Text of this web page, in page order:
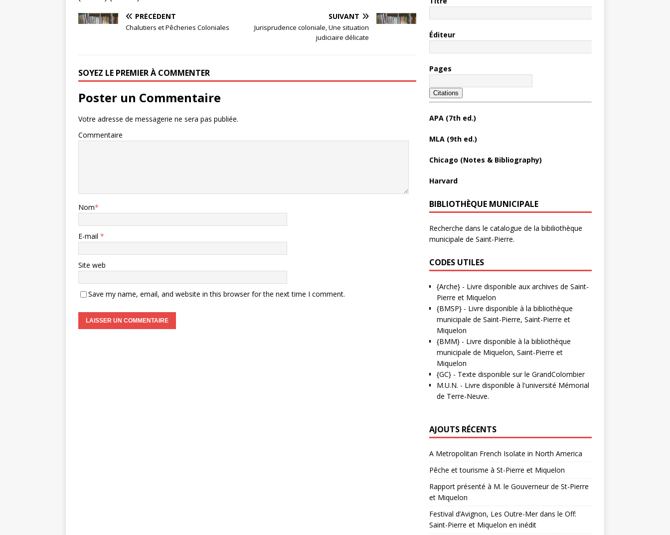
PRÉCÉDENT
Chalutiers et Pêcheries Coloniales
SUIVANT
Jurisprudence coloniale, Une situation
judiciaire délicate
SOYEZ LE PREMIER À COMMENTER
Poster un Commentaire
Votre adresse de messagerie ne sera pas publiée.
Commentaire
Nom*
E-mail *
Site web
Save my name, email, and website in this browser for the next time I comment.
Éditeur
Pages
Citations
APA (7th ed.)
MLA (9th ed.)
Chicago (Notes & Bibliography)
Harvard
BIBLIOTHÈQUE MUNICIPALE
Recherche dans le catalogue de la bibiliothèque
municipale de Saint-Pierre.
CODES UTILES
{Arche}- Livre disponible aux archives de Saint-
Pierre et Miquelon
{BMSP}- Livre disponible à la bibliothèque
municipale de Saint-Pierre, Saint-Pierre et
Miquelon
{BMM}- Livre disponible à la bibliothèque
municipale de Miquelon, Saint-Pierre et
Miquelon
{GC}- Texte disponible sur le GrandColombier
M.U.N. - Livre disponible à l'université Mémorial
de Terre-Neuve.
AJOUTS RÉCENTS
A Metropolitan French Isolate in North America
Pêche et tourisme à St-Pierre et Miquelon
Rapport présenté à M. le Gouverneur de St-Pierre
et Miquelon
Festival d’Avignon, Les Outre-Mer dans le Off:
Saint-Pierre et Miquelon en inédit